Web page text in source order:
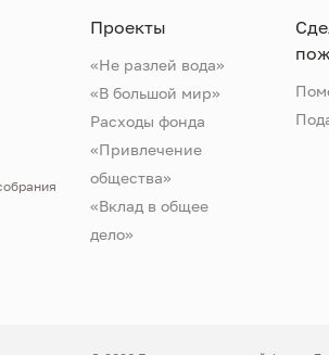
Проекты
«Не разлей вода»
«В большой мир»
Расходы фонда
«Привлечение
общества»
«Вклад в общее
дело»